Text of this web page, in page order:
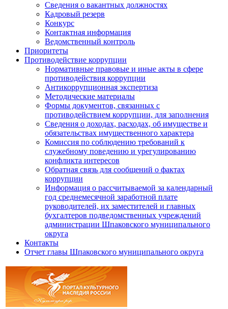
Сведения о вакантных должностях
Кадровый резерв
Конкурс
Контактная информация
Ведомственный контроль
Приоритеты
Противодействие коррупции
Нормативные правовые и иные акты в сфере
противодействия коррупции
Антикоррупционная экспертиза
Методические материалы
Формы документов, связанных с
противодействием коррупции, для заполнения
Сведения о доходах, расходах, об имуществе и
обязательствах имущественного характера
Комиссия по соблюдению требований к
служебному поведению и урегулированию
конфликта интересов
Обратная связь для сообщений о фактах
коррупции
Информация о рассчитываемой за календарный
год среднемесячной заработной плате
руководителей, их заместителей и главных
бухгалтеров подведомственных учреждений
администрации Шпаковского муниципального
округа
Контакты
Отчет главы Шпаковского муниципального округа